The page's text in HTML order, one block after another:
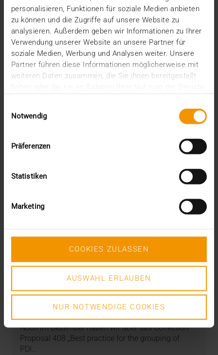
personalisieren, Funktionen für soziale Medien anbieten
zu können und die Zugriffe auf unsere Website zu
analysieren. Außerdem geben wir Informationen zu Ihrer
Verwendung unserer Website an unsere Partner für
soziale Medien, Werbung und Analysen weiter. Unsere
Partner führen diese Informationen möglicherweise mit
weiteren Daten zusammen, die Sie ihnen bereitgestellt
Notwendig
Präferenzen
Statistiken
Marketing
COOKIES ZULASSEN
AUSWAHL ERLAUBEN
NUR NOTWENDIGE COOKIES
Jahres.…
VISUS HEALTH IT
MEHR ERFAHREN
STANDARD ECHO
DICOM E-Mail goes IHE – endlich!
08.02.2019
Noch im Dezember haben wir über das Correction
Proposal 408 „Best practice for the grouping of
PDI…